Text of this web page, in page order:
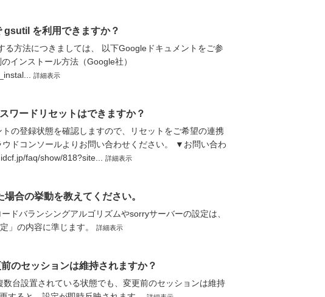
を利用できますか？
方法につきましては、 以下Googleドキュメントをご参
インストール方法（Google社）
詳細表示
ワードリセットはできますか？
の登録状態を確認しますので、リセットをご希望の連携
ドコンソールよりお問い合わせください。 ▼お問い合わ
faq/show/818?site... 詳細表示
合の挙動を教えてください。
ドバランシングアルゴリズムやsorryサーバーの設定は、
」の内容に準じます。
詳細表示
のセッションは維持されますか？
台設置されている状態でも、変更前のセッションは維持